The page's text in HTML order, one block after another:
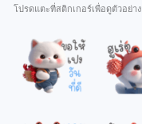
โปรดแตะที่สติกเกอร์เพื่อดูตัวอย่าง